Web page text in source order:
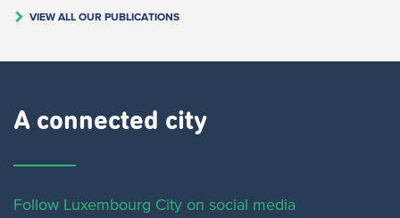
VIEW ALL OUR PUBLICATIONS
A connected city ​
Follow Luxembourg City on social media